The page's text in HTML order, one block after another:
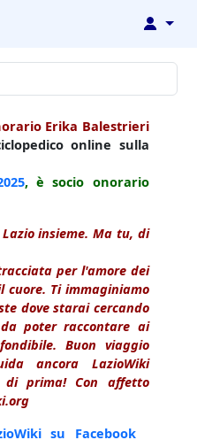
↓
Erika Balestrieri
online sulla
, è socio onorario
insieme. Ma tu, di
per l'amore dei
cuore. Ti immaginiamo
dove starai cercando
poter raccontare ai
Buon viaggio
ancora LazioWiki
prima! Con affetto
su Facebook